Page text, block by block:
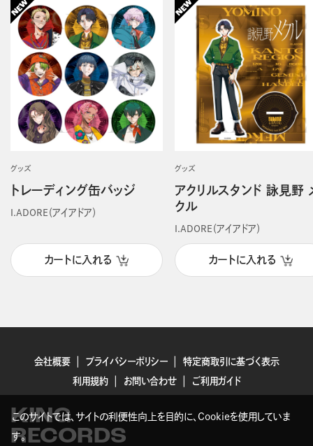
グッズ
トレーディング缶バッジ
I.ADORE（アイアドア）
カートに入れる
グッズ
アクリルスタンド 詠見野
クル
I.ADORE（アイアドア）
カートに入れる
会社概要 プライバシーポリシー
特定商取引に基づく表示
利用規約
お問い合わせ ご利用ガイド
KING
RECORDS
このサイトでは、サイトの利便性向上を目的に、Cookieを使用していま
す。